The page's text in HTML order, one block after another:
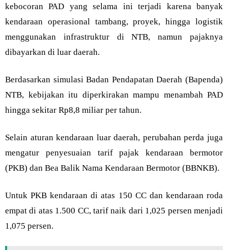
kebocoran PAD yang selama ini terjadi karena banyak
kendaraan operasional tambang, proyek, hingga logistik
menggunakan infrastruktur di NTB, namun pajaknya
dibayarkan di luar daerah.
Berdasarkan simulasi Badan Pendapatan Daerah (Bapenda)
NTB, kebijakan itu diperkirakan mampu menambah PAD
hingga sekitar Rp8,8 miliar per tahun.
Selain aturan kendaraan luar daerah, perubahan perda juga
mengatur penyesuaian tarif pajak kendaraan bermotor
(PKB) dan Bea Balik Nama Kendaraan Bermotor (BBNKB).
Untuk PKB kendaraan di atas 150 CC dan kendaraan roda
empat di atas 1.500 CC, tarif naik dari 1,025 persen menjadi
1,075 persen.